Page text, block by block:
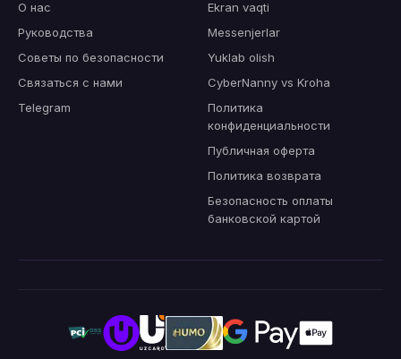
О нас
Руководства
Советы по безопасности
Связаться с нами
Telegram
Ekran vaqti
Messenjerlar
Yuklab olish
CyberNanny vs Kroha
Политика
конфиденциальности
Публичная оферта
Политика возврата
Безопасность оплаты
банковской картой